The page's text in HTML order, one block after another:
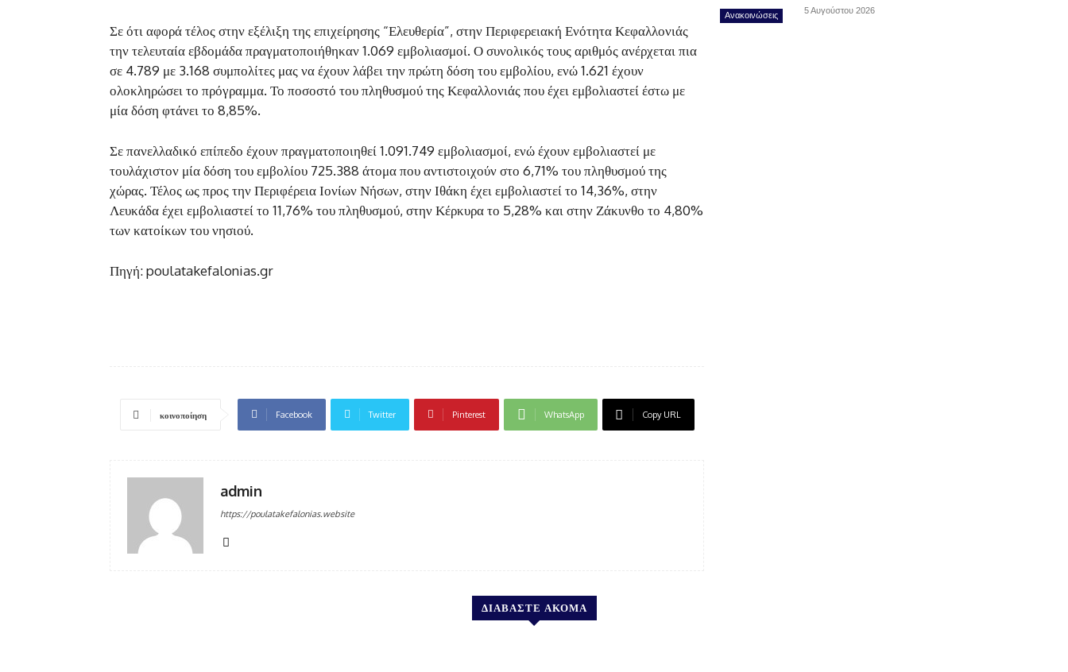
Σε ότι αφορά τέλος στην εξέλιξη της επιχείρησης “Ελευθερία”, στην Περιφερειακή Ενότητα Κεφαλλονιάς
την τελευταία εβδομάδα πραγματοποιήθηκαν 1.069 εμβολιασμοί. Ο συνολικός τους αριθμός ανέρχεται πια
σε 4.789 με 3.168 συμπολίτες μας να έχουν λάβει την πρώτη δόση του εμβολίου, ενώ 1.621 έχουν
ολοκληρώσει το πρόγραμμα. Το ποσοστό του πληθυσμού της Κεφαλλονιάς που έχει εμβολιαστεί έστω με
μία δόση φτάνει το 8,85%.
Σε πανελλαδικό επίπεδο έχουν πραγματοποιηθεί 1.091.749 εμβολιασμοί, ενώ έχουν εμβολιαστεί με
τουλάχιστον μία δόση του εμβολίου 725.388 άτομα που αντιστοιχούν στο 6,71% του πληθυσμού της
χώρας. Τέλος ως προς την Περιφέρεια Ιονίων Νήσων, στην Ιθάκη έχει εμβολιαστεί το 14,36%, στην
Λευκάδα έχει εμβολιαστεί το 11,76% του πληθυσμού, στην Κέρκυρα το 5,28% και στην Ζάκυνθο το 4,80%
των κατοίκων του νησιού.
Πηγή: poulatakefalonias.gr
κοινοποίηση Facebook Twitter Pinterest WhatsApp Copy URL
admin
https://poulatakefalonias.website
Ανακοινώσεις 5 Αυγούστου 2026
ΔΙΑΒΑΣΤΕ ΑΚΟΜΑ